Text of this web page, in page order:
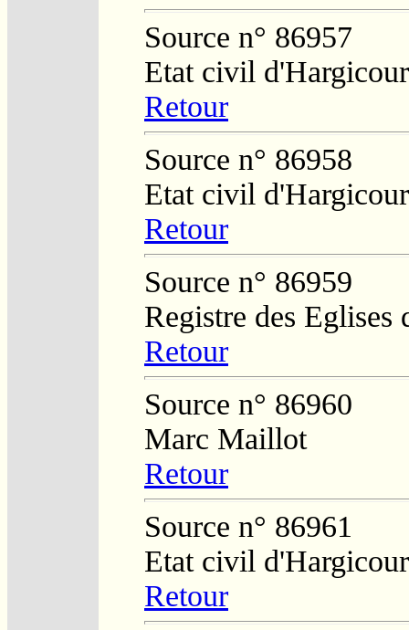
Source n° 86957
Etat civil
Retour
Source n° 86958
Etat civil
Retour
Source n° 86959
Registre des Eglises
Retour
Source n° 86960
Marc Maillot
Retour
Source n° 86961
Etat civil
Retour